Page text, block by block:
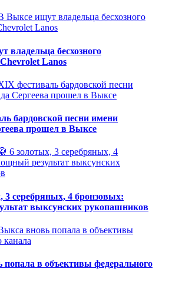
владельца бесхозного
Lanos
бардовской песни имени
прошел в Выксе
3 серебряных, 4 бронзовых:
выксунских рукопашников
в объективы федерального